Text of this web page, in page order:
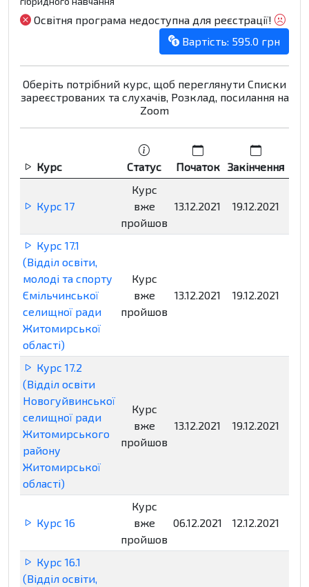
Освітня програма недоступна для реєстрації!
Вартість: 595.0 грн
Оберіть потрібний курс, щоб переглянути Списки
зареєстрованих та слухачів, Розклад, посилання на
Zoom
Курс Статус Початок Закінчення
Курс 17
Курс
вже
пройшов
13.12.2021 19.12.2021
Курс 17.1
(Відділ освіти,
молоді та спорту
Ємільчинської
селищної ради
Житомирської
області)
Курс
вже
пройшов
13.12.2021 19.12.2021
Курс 17.2
(Відділ освіти
Новогуйвинської
селищної ради
Житомирського
району
Житомирської
області)
Курс
вже
пройшов
13.12.2021 19.12.2021
Курс 16
Курс
вже
пройшов
06.12.2021 12.12.2021
Курс 16.1
(Відділ освіти,